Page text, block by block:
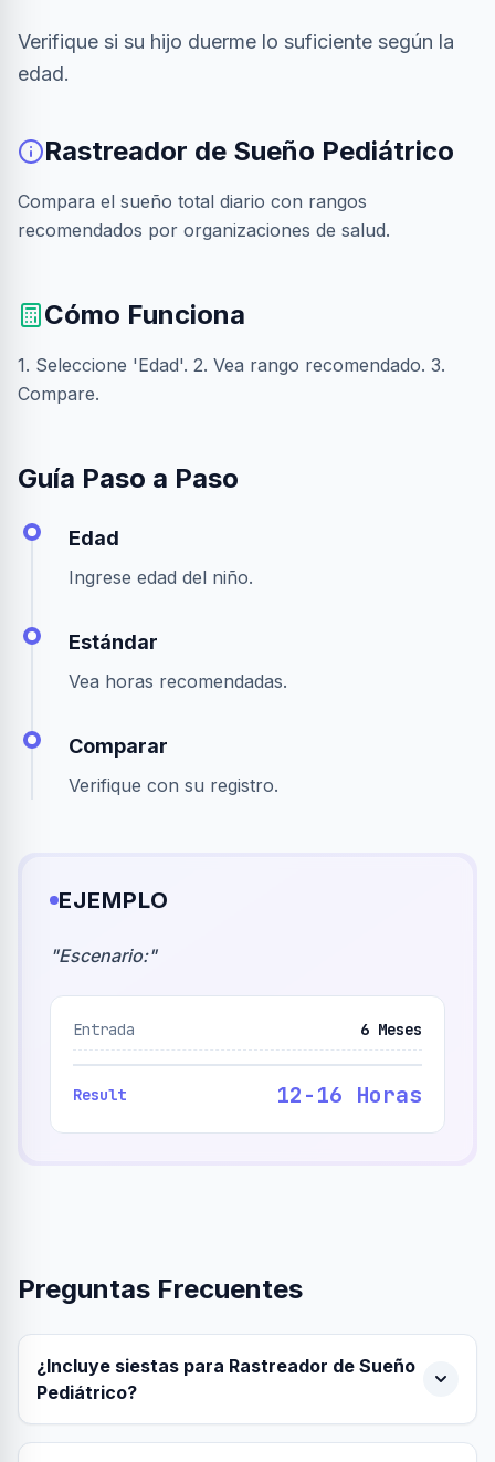
Verifique si su hijo duerme lo suficiente según la
edad.
Rastreador de Sueño Pediátrico
Compara el sueño total diario con rangos
recomendados por organizaciones de salud.
Cómo Funciona
1. Seleccione 'Edad'. 2. Vea rango recomendado. 3.
Compare.
Guía Paso a Paso
Edad
Ingrese edad del niño.
Estándar
Vea horas recomendadas.
Comparar
Verifique con su registro.
EJEMPLO
"Escenario:"
Entrada 6 Meses
Result 12-16 Horas
Preguntas Frecuentes
¿Incluye siestas para Rastreador de Sueño
Pediátrico?